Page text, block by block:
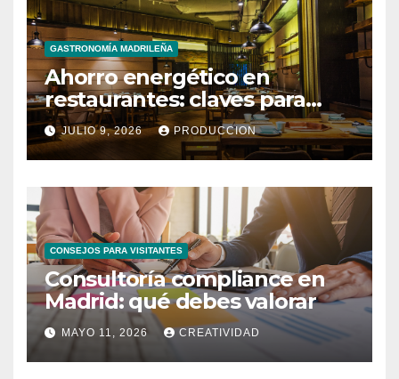
GASTRONOMÍA MADRILEÑA
Ahorro energético en
restaurantes: claves para
reducir costes mensuales
JULIO 9, 2026 PRODUCCION
CONSEJOS PARA VISITANTES
Consultoría compliance en
Madrid: qué debes valorar
MAYO 11, 2026 CREATIVIDAD